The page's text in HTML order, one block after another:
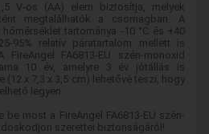
V-os (AA) elem biztosítja, melyek
megtalálhatók a csomagban. A
tartománya -10 °C és +40
95% relatív páratartalom mellett is
FA6813-EU szén-monoxid
10 év, amelyre 3 év jótállás is
(12 x 7,3 x 3,5 cm) lehetővé teszi, hogy
legyen.
most a FireAngel FA6813-EU szén-
szerettei biztonságáról!